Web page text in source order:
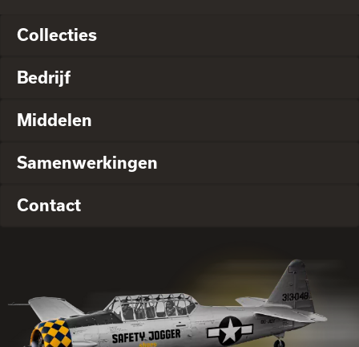
Collecties
Bedrijf
Middelen
Samenwerkingen
Contact